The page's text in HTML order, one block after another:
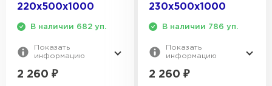
220х500х1000
В наличии 682 уп.
Показать
информацию
2 260 ₽
230х500х1000
В наличии 786 уп.
Показать
информацию
2 260 ₽